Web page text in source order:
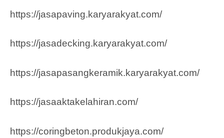
https://jasapaving.karyarakyat.com/
https://jasadecking.karyarakyat.com/
https://jasapasangkeramik.karyarakyat.com/
https://jasaaktakelahiran.com/
https://coringbeton.produkjaya.com/